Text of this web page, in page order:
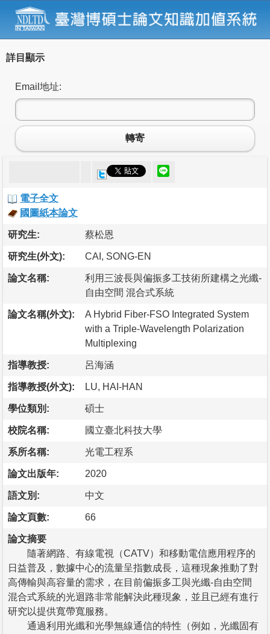
詳目顯示
Email地址:
轉寄
電子全文
國圖紙本論文
研究生: 蔡松恩
研究生(外文): CAI, SONG-EN
論文名稱:
利用三波長與偏振多工技術所建構之光纖-
自由空間 混合式系統
論文名稱(外文):
A Hybrid Fiber-FSO Integrated System
with a Triple-Wavelength Polarization
Multiplexing
指導教授: 呂海涵
指導教授(外文): LU, HAI-HAN
學位類別: 碩士
校院名稱: 國立臺北科技大學
系所名稱: 光電工程系
論文出版年: 2020
語文別: 中文
論文頁數: 66
論文摘要
隨著網路、有線電視（CATV）和移動電信應用程序的
日益普及，數據中心的流量呈指數成長，這種現象推動了對
高傳輸與高容量的需求，在目前偏振多工與光纖-自由空間
混合式系統的光迴路非常能解決此種現象，並且已經有進行
研究以提供寬帶寬服務。
通過利用光纖和光學無線通信的特性（例如，光纖固有